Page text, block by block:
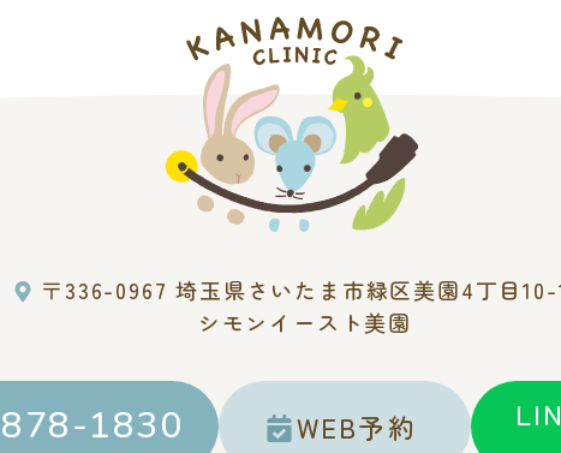
〒336-0967 埼玉県さいたま市緑区美園4丁目10-
シモンイースト美園
1830 WEB予約